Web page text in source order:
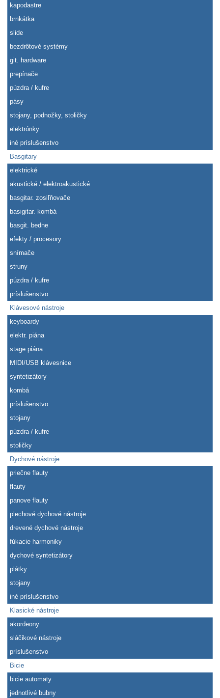
kapodastre
brnkátka
slide
bezdrôtové systémy
git. hardware
prepínače
púzdra / kufre
pásy
stojany, podnožky, stoličky
elektrónky
iné príslušenstvo
Basgitary
elektrické
akustické / elektroakustické
basgitar. zosiľňovače
basigitar. kombá
basgit. bedne
efekty / procesory
snímače
struny
púzdra / kufre
príslušenstvo
Klávesové nástroje
keyboardy
elektr. piána
stage piána
MIDI/USB klávesnice
syntetizátory
kombá
príslušenstvo
stojany
púzdra / kufre
stoličky
Dychové nástroje
priečne flauty
flauty
panove flauty
plechové dychové nástroje
drevené dychové nástroje
fúkacie harmoniky
dychové syntetizátory
plátky
stojany
iné príslušenstvo
Klasické nástroje
akordeony
sláčikové nástroje
príslušenstvo
Bicie
bicie automaty
jednotlivé bubny